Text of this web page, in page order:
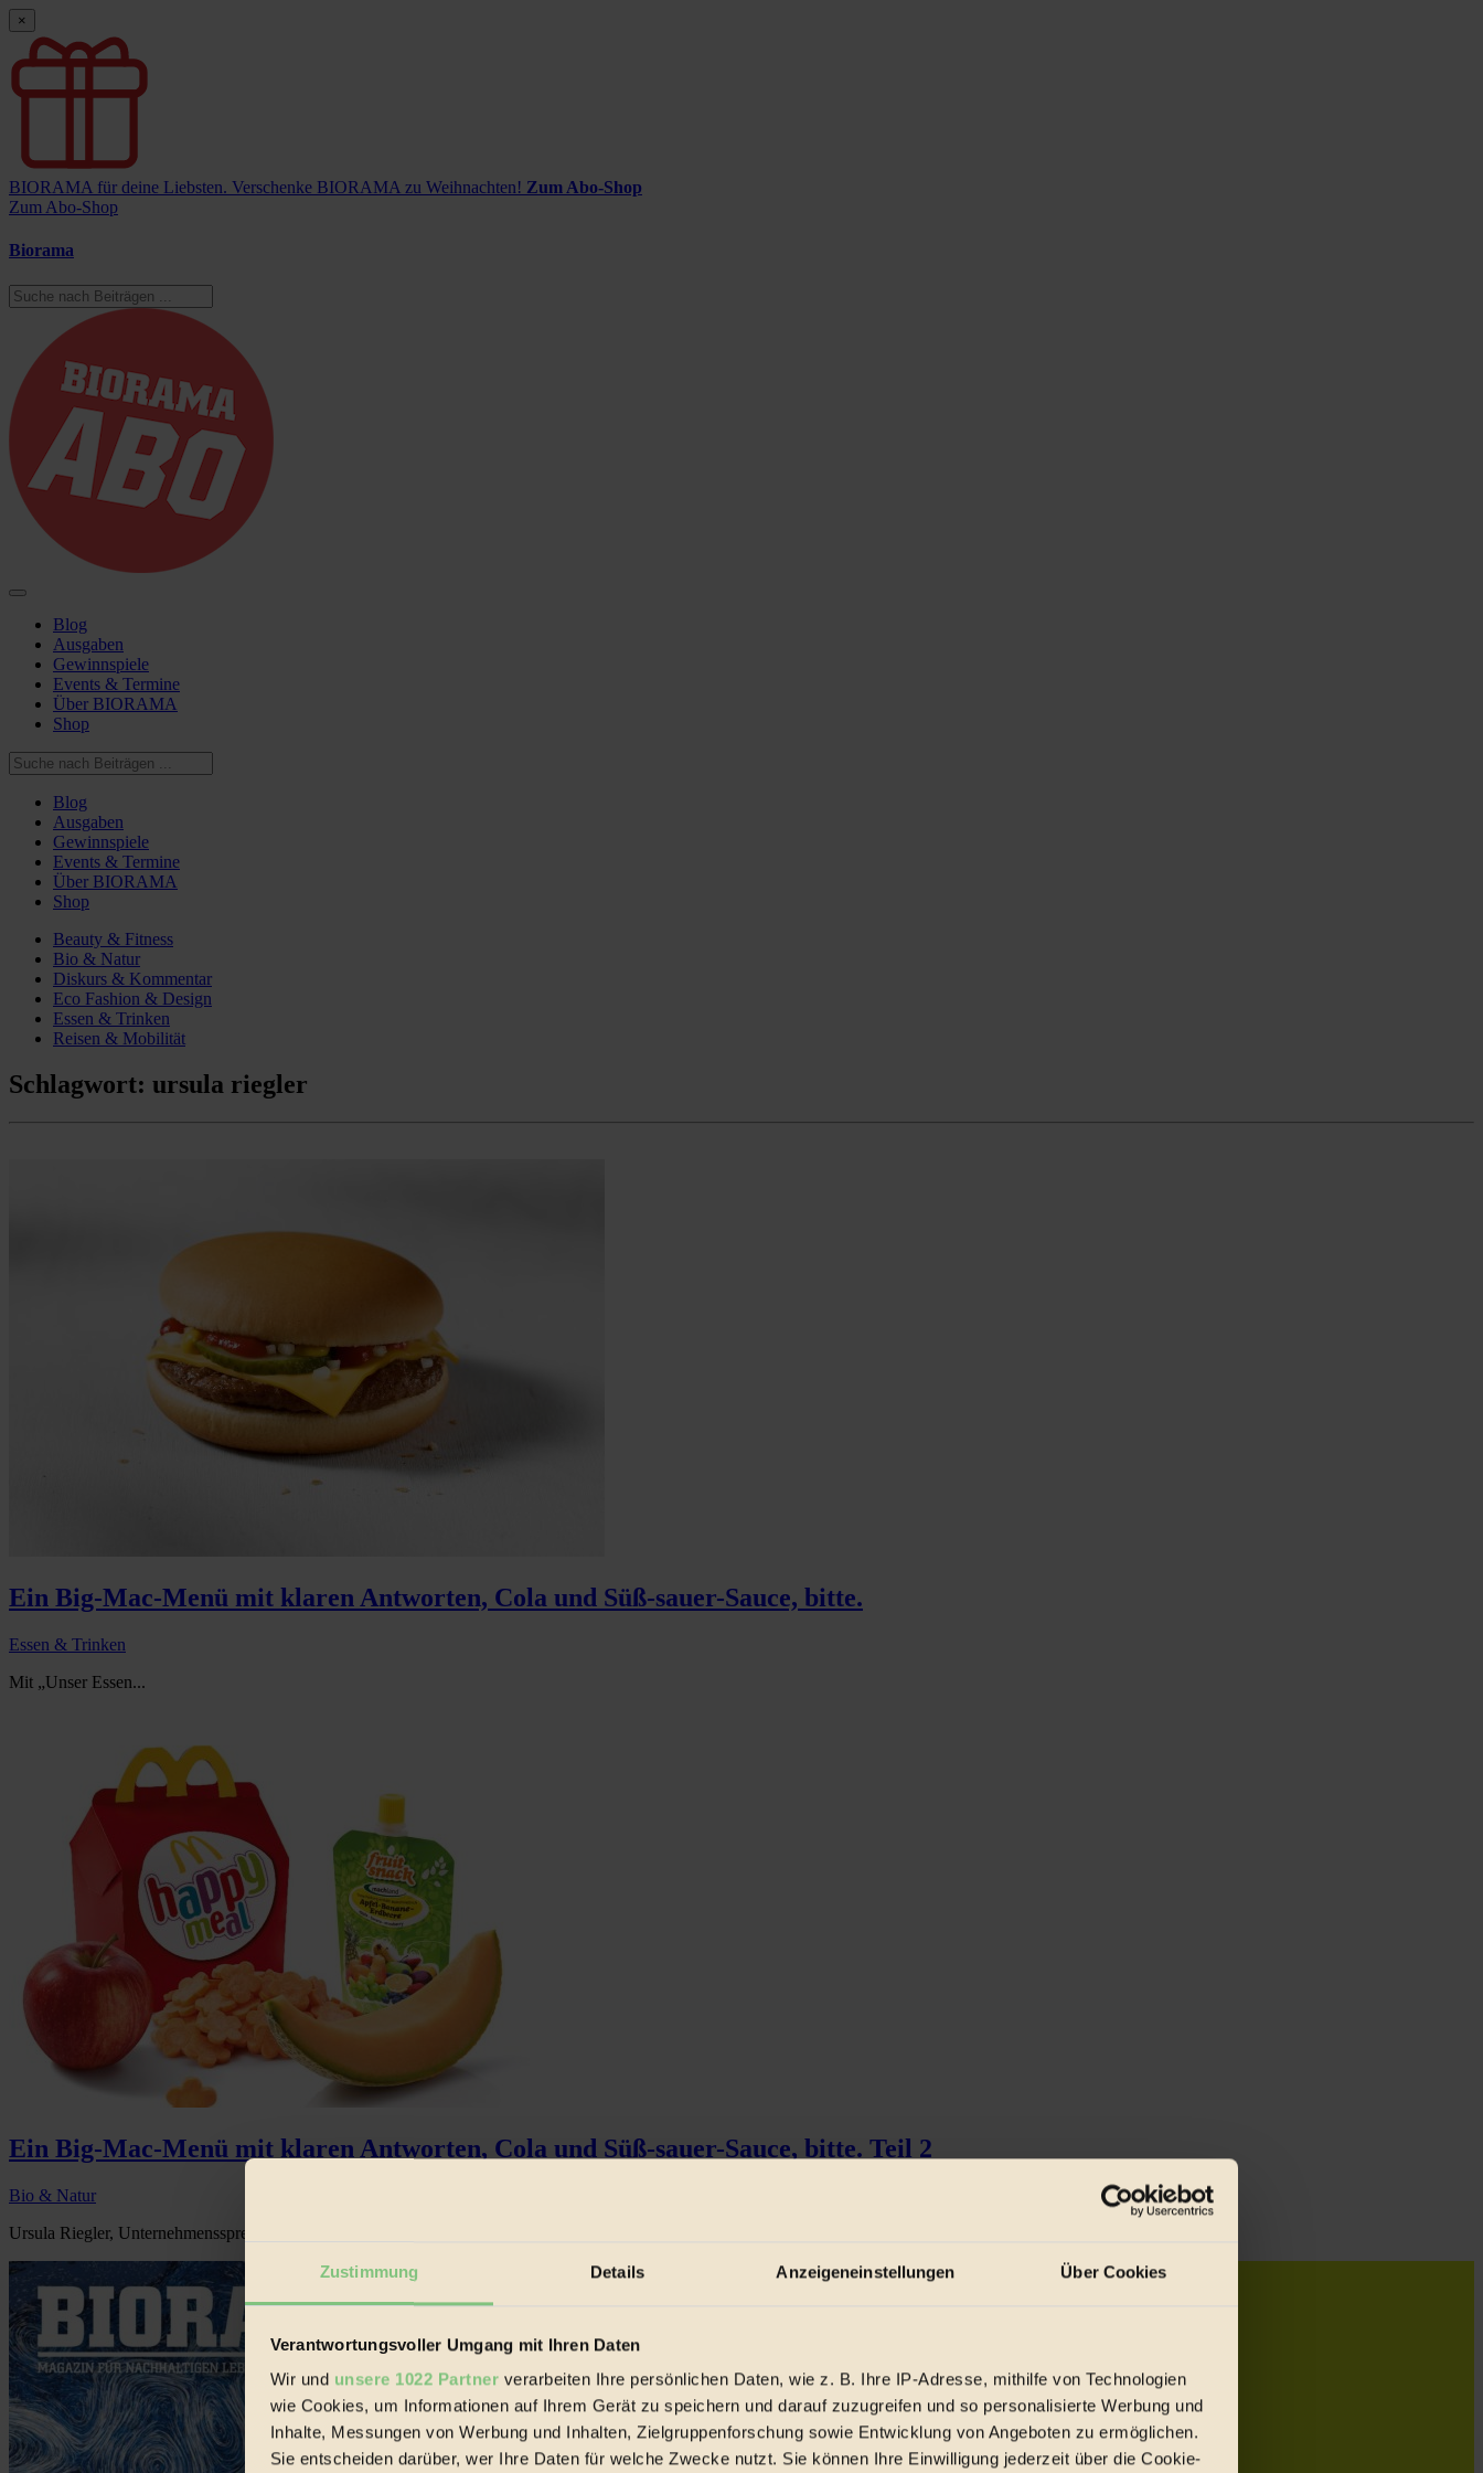
Zustimmung Details Anzeigeneinstellungen Über Cookies
Verantwortungsvoller Umgang mit Ihren Daten
Wir und unsere 1022 Partner verarbeiten Ihre persönlichen Daten, wie z. B. Ihre IP-Adresse, mithilfe von Technologien
wie Cookies, um Informationen auf Ihrem Gerät zu speichern und darauf zuzugreifen und so personalisierte Werbung und
Inhalte, Messungen von Werbung und Inhalten, Zielgruppenforschung sowie Entwicklung von Angeboten zu ermöglichen.
Sie entscheiden darüber, wer Ihre Daten für welche Zwecke nutzt. Sie können Ihre Einwilligung jederzeit über die Cookie-
×
BIORAMA für deine Liebsten. Verschenke BIORAMA zu Weihnachten! Zum Abo-Shop
Zum Abo-Shop
Biorama
Blog
Ausgaben
Gewinnspiele
Events & Termine
Über BIORAMA
Shop
Blog
Ausgaben
Gewinnspiele
Events & Termine
Über BIORAMA
Shop
Beauty & Fitness
Bio & Natur
Diskurs & Kommentar
Eco Fashion & Design
Essen & Trinken
Reisen & Mobilität
Schlagwort: ursula riegler
Ein Big-Mac-Menü mit klaren Antworten, Cola und Süß-sauer-Sauce, bitte.
Essen & Trinken
Mit „Unser Essen...
Ein Big-Mac-Menü mit klaren Antworten, Cola und Süß-sauer-Sauce, bitte. Teil 2
Bio & Natur
Ursula Riegler, Unternehmenssprecherin von McDonald’s Österreich, im BIORAMA-Interview...